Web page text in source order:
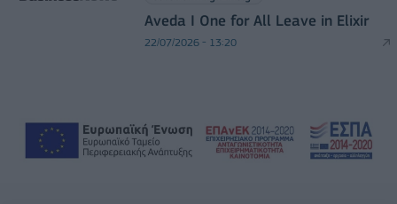
Aveda I One for All Leave in Elixir
22/07/2026 - 13:20